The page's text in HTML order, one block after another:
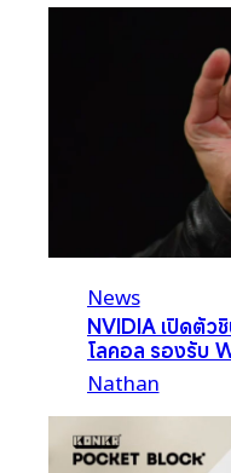
News
NVIDIA เปิดตัว
โลคอล รองรับ
Nathan